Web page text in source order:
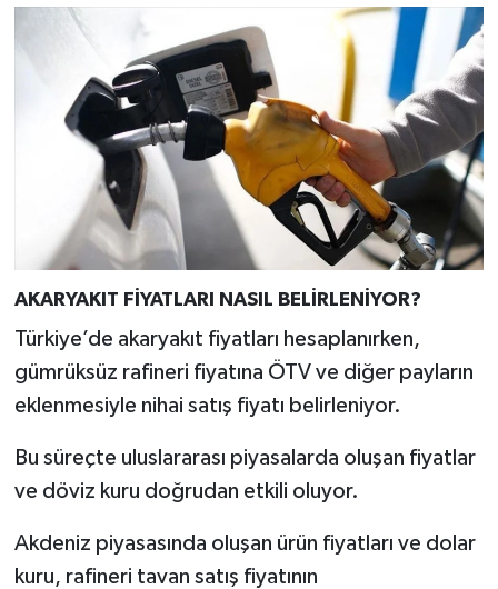
AKARYAKIT FİYATLARI NASIL BELİRLENİYOR?
Türkiye’de akaryakıt fiyatları hesaplanırken,
gümrüksüz rafineri fiyatına ÖTV ve diğer payların
eklenmesiyle nihai satış fiyatı belirleniyor.
Bu süreçte uluslararası piyasalarda oluşan fiyatlar
ve döviz kuru doğrudan etkili oluyor.
Akdeniz piyasasında oluşan ürün fiyatları ve dolar
kuru, rafineri tavan satış fiyatının